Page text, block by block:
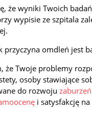
że wyniki Twoich
wypisie ze szpitala
przyczyna omdleń jest
że Twoje problemy
osoby stawiające
do rozwoju
i satysfakcję